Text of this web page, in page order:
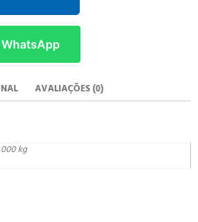
AVALIAÇÕES (0)
kg